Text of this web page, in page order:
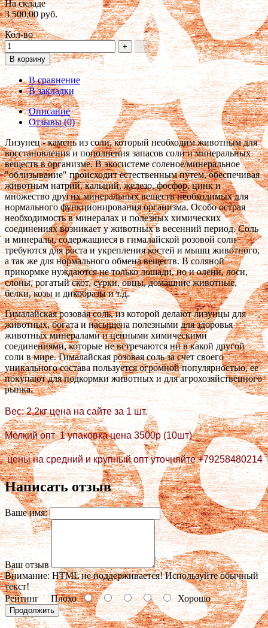
На складе
3 500.00 руб.
Кол-во
+
–
В корзину
В сравнение
В закладки
Описание
Отзывы (0)
Лизунец - камень из соли, который необходим животным для
восстановления и пополнения запасов соли и минеральных
веществ в организме. В экосистеме соленое/минеральное
"облизывание" происходит естественным путем, обеспечивая
животным натрий, кальций, железо, фосфор, цинк и
множество других минеральных веществ необходимых для
нормального функционирования организма. Особо острая
необходимость в минералах и полезных химических
соединениях возникает у животных в весенний период. Соль
и минералы, содержащиеся в гималайской розовой соли
требуются для роста и укрепления костей и мышц животного,
а так же для нормального обмена веществ. В соляной
прикормке нуждаются не только лошади, но и олени, лоси,
слоны, рогатый скот, сурки, овцы, домашние животные,
белки, козы и дикобразы и т.д.
Гималайская розовая соль, из которой делают лизунцы для
животных, богата и насыщена полезными для здоровья
животных минералами и ценными химическими
соединениями, которые не встречаются ни в какой другой
соли в мире. Гималайская розовая соль за счет своего
уникального состава пользуется огромной популярностью, ее
покупают для подкормки животных и для агрохозяйственного
рынка.
Вес: 2,2кг цена на сайте за 1 шт.
Мелкий опт 1 упаковка цена 3500р (10шт)
цены на средний и крупный опт уточняйте +79258480214
Написать отзыв
Ваше имя:
Ваш отзыв
Внимание:HTML не поддерживается! Используйте обычный
текст!
РейтингПлохо Хорошо
Продолжить